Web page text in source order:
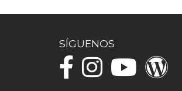
SÍGUENOS